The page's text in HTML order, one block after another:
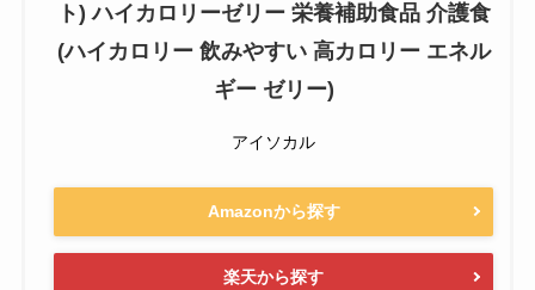
ト) ハイカロリーゼリー 栄養補助食品 介護食
(ハイカロリー 飲みやすい 高カロリー エネル
ギー ゼリー)
アイソカル
Amazonから探す
楽天から探す